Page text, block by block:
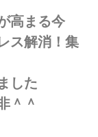
高まる今
ス解消！集
した
＾＾